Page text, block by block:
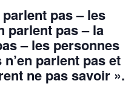
pas – les
parlent pas – la
– les personnes
parlent pas et
ne pas savoir ».